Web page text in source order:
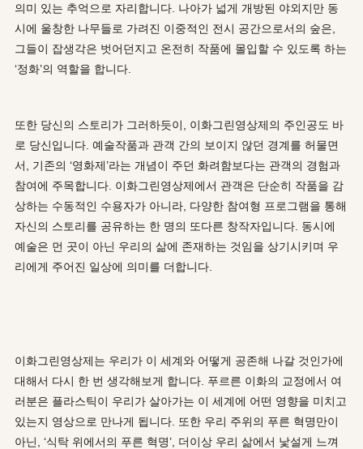
의미 있는 추억으로 자리합니다. 나아가 넓게 개방된 야외지만 동
시에 울창한 나무들로 가려진 이중적인 전시 공간으로서의 숲은,
그들이 잡생각은 벗어던지고 온전히 작품에 몰입할 수 있도록 하는
‘정화’의 역할을 합니다.
또한 당신의 스토리가 그러하듯이, 이화그린영상제의 주인공도 바
로 당신입니다. 예술작품과 관객 간의 보이지 않던 경계를 허물면
서, 기존의 ‘영화제’라는 개념이 주던 화려함보다는 관객의 경험과
참여에 주목합니다. 이화그린영상제에서 관객은 단순히 작품을 감
상하는 수동적인 수용자가 아니라, 다양한 참여형 프로그램을 통해
자신의 스토리를 공유하는 한 명의 또다른 창작자입니다. 동시에
예술은 먼 곳이 아닌 우리의 삶에 존재하는 것임을 상기시키며 우
리에게 주어진 일상에 의미를 더합니다.
이화그린영상제는 우리가 이 세계와 어떻게 공존해 나갈 것인가에
대해서 다시 한 번 생각해보게 합니다. 푸르른 이화의 교정에서 여
러분은 플라스틱이 우리가 살아가는 이 세계에 어떤 영향을 미치고
있는지 영상으로 만나게 됩니다. 또한 우리 주위의 푸른 혁명만이
아닌, ‘식탁 위에서의 푸른 혁명’, 더이상 우리 삶에서 낯설게 느껴